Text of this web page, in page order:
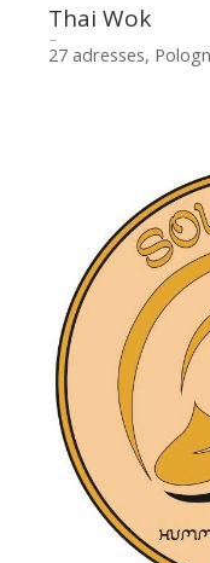
Thai Wok
27 adresses,